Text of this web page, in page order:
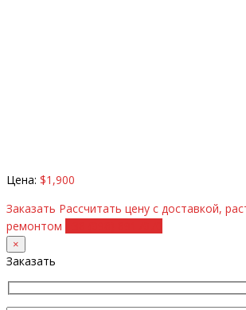
Цена: $1,900
Заказать Рассчитать цену с доставкой,
ремонтом
×
Заказать